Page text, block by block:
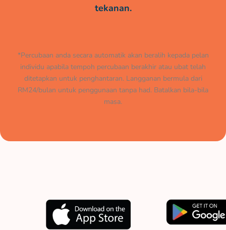
tekanan.
*Percubaan anda secara automatik akan beralih kepada pelan
individu apabila tempoh percubaan berakhir atau ubat telah
ditetapkan untuk penghantaran. Langganan bermula dari
RM24/bulan untuk penggunaan tanpa had. Batalkan bila-bila
masa.